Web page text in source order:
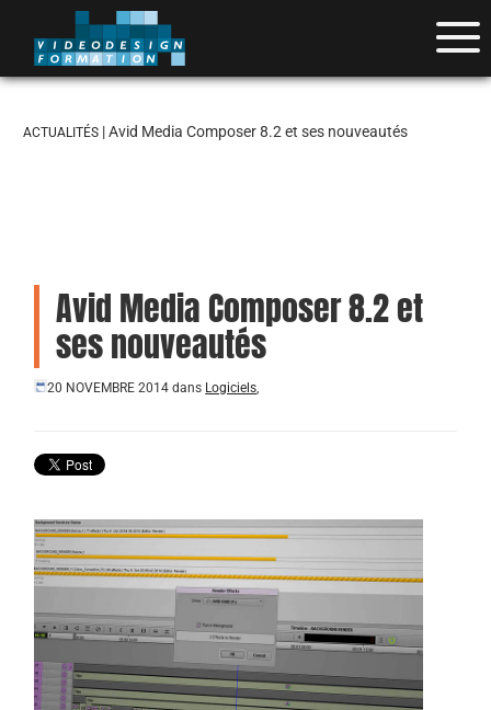
ACTUALITÉS | Avid Media Composer 8.2 et ses nouveautés
Avid Media Composer 8.2 et
ses nouveautés
20 NOVEMBRE 2014 dans Logiciels,